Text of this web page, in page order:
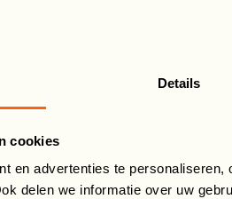
Details
cookies
en advertenties te
delen we informatie over uw